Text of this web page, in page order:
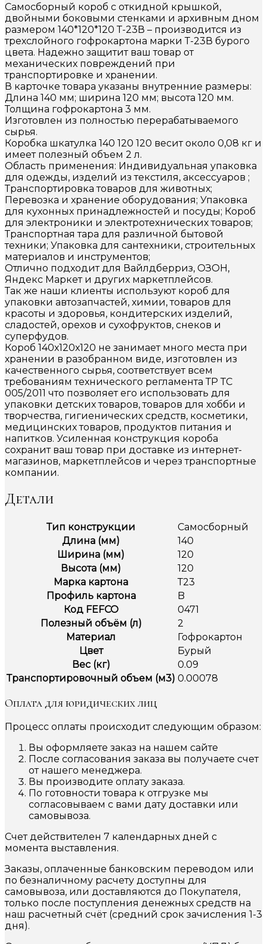
Самосборный короб с откидной крышкой,
двойными боковыми стенками и архивным дном
размером 140*120*120 Т-23В – производится из
трехслойного гофрокартона марки Т-23В бурого
цвета. Надежно защитит ваш товар от
механических повреждений при
транспортировке и хранении.
В карточке товара указаны внутренние размеры:
Длина 140 мм; ширина 120 мм; высота 120 мм.
Толщина гофрокартона 3 мм.
Изготовлен из полностью перерабатываемого
сырья.
Коробка шкатулка 140 120 120 весит около 0,08 кг и
имеет полезный объем 2 л.
Область применения: Индивидуальная упаковка
для одежды, изделий из текстиля, аксессуаров ;
Транспортировка товаров для животных;
Перевозка и хранение оборудования; Упаковка
для кухонных принадлежностей и посуды; Короб
для электроники и электротехнических товаров;
Транспортная тара для различной бытовой
техники; Упаковка для сантехники, строительных
материалов и инструментов;
Отлично подходит для Вайлдберриз, ОЗОН,
Яндекс Маркет и других маркетплейсов.
Так же наши клиенты используют короб для
упаковки автозапчастей, химии, товаров для
красоты и здоровья, кондитерских изделий,
сладостей, орехов и сухофруктов, снеков и
суперфудов.
Короб 140х120х120 не занимает много места при
хранении в разобранном виде, изготовлен из
качественного сырья, соответствует всем
требованиям технического регламента ТР ТС
005/2011 что позволяет его использовать для
упаковки детских товаров, товаров для хобби и
творчества, гигиенических средств, косметики,
медицинских товаров, продуктов питания и
напитков. Усиленная конструкция короба
сохранит ваш товар при доставке из интернет-
магазинов, маркетплейсов и через транспортные
компании.
Детали
Тип конструкции
Самосборный
Длина (мм)
140
Ширина (мм)
120
Высота (мм)
120
Марка картона
Т23
Профиль картона
B
Код FEFCO
0471
Полезный объём (л)
2
Материал
Гофрокартон
Цвет
Бурый
Вес (кг)
0.09
Транспортировочный объем (м3) 0.00078
Оплата для юридических лиц
Процесс оплаты происходит следующим образом:
Вы оформляете заказ на нашем сайте
После согласования заказа вы получаете счет
от нашего менеджера.
Вы производите оплату заказа.
По готовности товара к отгрузке мы
согласовываем с вами дату доставки или
самовывоза.
Счет действителен 7 календарных дней с
момента выставления.
Заказы, оплаченные банковским переводом или
по безналичному расчету доступны для
самовывоза, или доставляются до Покупателя,
только после поступления денежных средств на
наш расчетный счёт (средний срок зачисления 1-3
дня).